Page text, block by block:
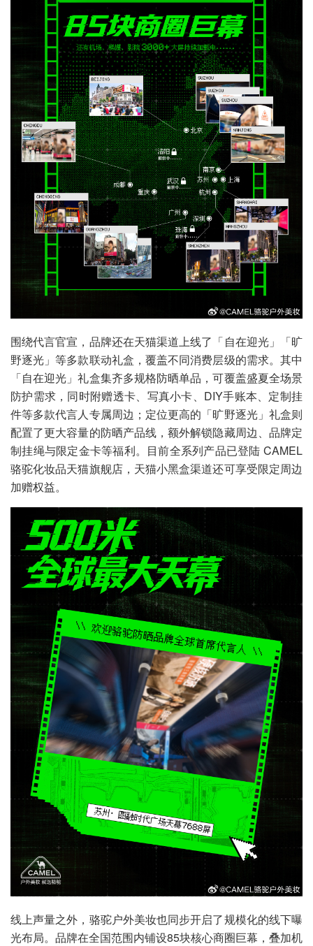
围绕代言官宣，品牌还在天猫渠道上线了「自在迎光」「旷
野逐光」等多款联动礼盒，覆盖不同消费层级的需求。其中
「自在迎光」礼盒集齐多规格防晒单品，可覆盖盛夏全场景
防护需求，同时附赠透卡、写真小卡、DIY手账本、定制挂
件等多款代言人专属周边；定位更高的「旷野逐光」礼盒则
配置了更大容量的防晒产品线，额外解锁隐藏周边、品牌定
制挂绳与限定金卡等福利。目前全系列产品已登陆 CAMEL
骆驼化妆品天猫旗舰店，天猫小黑盒渠道还可享受限定周边
加赠权益。
线上声量之外，骆驼户外美妆也同步开启了规模化的线下曝
光布局。品牌在全国范围内铺设85块核心商圈巨幕，叠加机